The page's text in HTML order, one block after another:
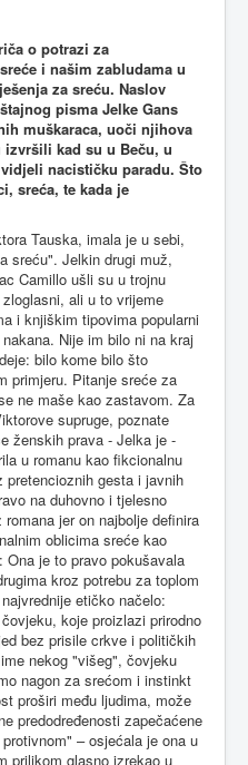
o potrazi za
i našim zabludama u
za sreću. Naslov
pisma Jelke Gans
muškaraca, uoči njihova
kad su u Beču, u
nacističku paradu. Što
sreća, te kada je
Tauska, imala je u sebi,
sreću". Jelkin drugi muž,
Camillo ušli su u trojnu
ali u to vrijeme
i knjiškim tipovima popularni
Nije im bilo ni na kraj
bilo kome bilo što
primjeru. Pitanje sreće za
ne maše kao zastavom. Za
supruge, poznate
ženskih prava - Jelka je -
u romanu kao fikcionalnu
pretencioznih gesta i javnih
na duhovno i tjelesno
jer on najbolje definira
oblicima sreće kao
je to pravo pokušavala
kroz potrebu za toplom
etičko načelo:
koje proizlazi prirodno
bez prisile crkve i političkih
nekog "višeg", čovjeku
nagon za srećom i instinkt
proširi među ljudima, može
predodređenosti zapečaćene
– osjećala je ona u
prilikom glasno izrekao u